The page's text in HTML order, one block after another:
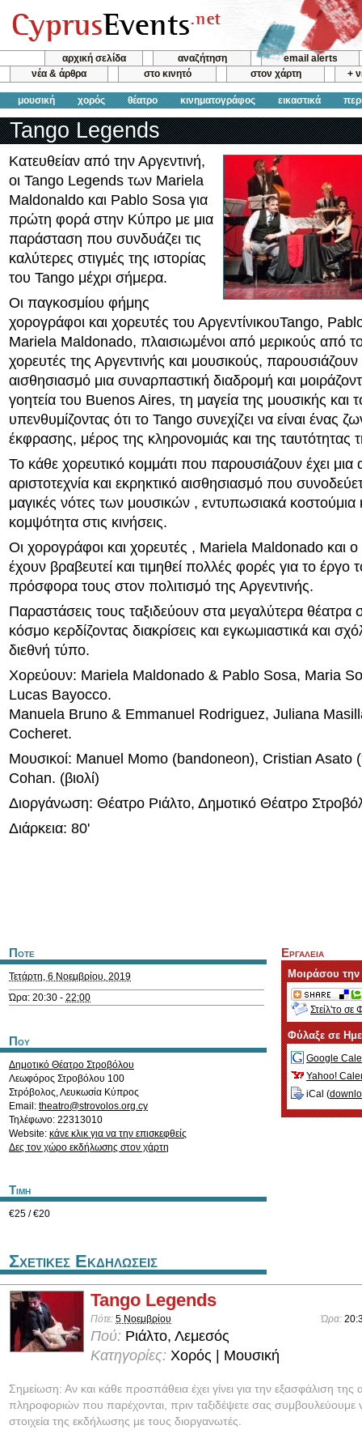
αρχική σελίδα αναζήτηση
email alerts
νέα & άρθρα
στο κινητό στον χάρτη +
μουσική χορός θέατρο κινηματογράφος εικαστικά
Tango Legends
Κατευθείαν από την Αργεντινή,
οι Tango Legends των Mariela
Maldonaldo και Pablo Sosa για
πρώτη φορά στην Κύπρο με μια
παράσταση που συνδυάζει τις
καλύτερες στιγμές της ιστορίας
του Tango μέχρι σήμερα.
Οι παγκοσμίου φήμης
χορογράφοι και χορευτές του ΑργεντίνικουTango,
Mariela Maldonado, πλαισιωμένοι από μερικούς από
χορευτές της Αργεντινής και μουσικούς,
αισθησιασμό μια συναρπαστική διαδρομή και
γοητεία του Buenos Aires, τη μαγεία της μουσικής και
υπενθυμίζοντας ότι το Tango συνεχίζει να είναι ένας
έκφρασης, μέρος της κληρονομιάς και της ταυτότητας
Το κάθε χορευτικό κομμάτι που παρουσιάζουν έχει μια
αριστοτεχνία και εκρηκτικό αισθησιασμό που
μαγικές νότες των μουσικών , εντυπωσιακά κοστούμια
κομψότητα στις κινήσεις.
Οι χορογράφοι και χορευτές , Mariela Maldonado και
έχουν βραβευτεί και τιμηθεί πολλές φορές για το έργο
πρόσφορα τους στον πολιτισμό της Αργεντινής.
Παραστάσεις τους ταξιδεύουν στα μεγαλύτερα θέατρα
κόσμο κερδίζοντας διακρίσεις και εγκωμιαστικά και
διεθνή τύπο.
Χορεύουν: Mariela Maldonado & Pablo Sosa, Maria
Lucas Bayocco.
Manuela Bruno & Emmanuel Rodriguez, Juliana
Cocheret.
Μουσικοί: Manuel Momo (bandoneon), Cristian Asato
Cohan. (βιολί)
Διοργάνωση: Θέατρο Ριάλτο, Δημοτικό Θέατρο
Διάρκεια: 80'
Ποτε
Τετάρτη, 6 Νοεμβρίου, 2019
Ώρα: 20:30 - 22:00
Που
Δημοτικό Θέατρο Στροβόλου
Λεωφόρος Στροβόλου 100
Στρόβολος,Λευκωσία Κύπρος
Email: theatro@strovolos.org.cy
Τηλέφωνο: 22313010
Website: κάνε κλικ για να την επισκεφθείς
Δες τον χώρο εκδήλωσης στον χάρτη
Τιμη
€25 / €20
Εργαλεια
Μοιράσου
Στείλ'το σε
Φύλαξε σε
Google
Yahoo!
iCal (
Σχετικες Εκδηλωσεις
Tango Legends
Πότε: 5 Νοεμβρίου Ώρα:
Πού: Ριάλτο, Λεμεσός
Κατηγορίες: Χορός | Μουσική
Σημείωση: Αν και κάθε προσπάθεια έχει γίνει για την εξασφάλιση της
πληροφοριών που παρέχονται, πριν ταξιδέψετε σας συμβουλεύουμε
στοιχεία της εκδήλωσης με τους διοργανωτές.